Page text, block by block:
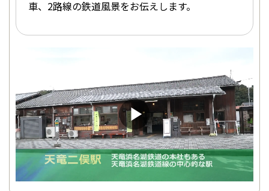
車、2路線の鉄道風景をお伝えします。